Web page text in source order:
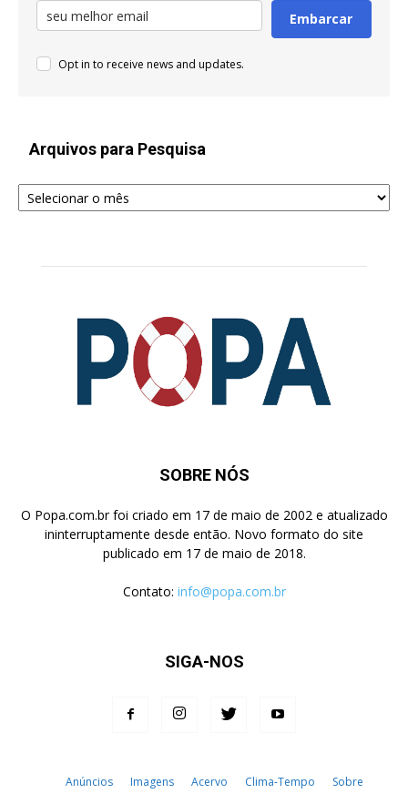
Embarcar
Opt in to receive news and updates.
Arquivos para Pesquisa
Arquivos
para
SOBRE NÓS
O Popa.com.br foi criado em 17 de maio de 2002 e atualizado
ininterruptamente desde então. Novo formato do site
publicado em 17 de maio de 2018.
Contato: info@popa.com.br
SIGA-NOS
Anúncios Imagens Acervo Clima-Tempo Sobre